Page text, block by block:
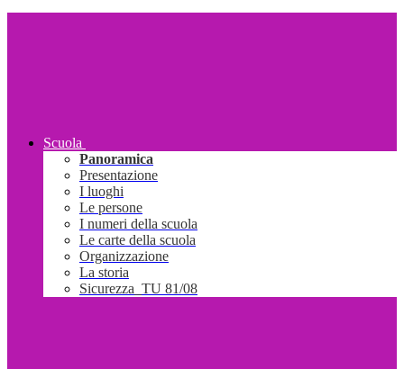
Scuola
Panoramica
Presentazione
I luoghi
Le persone
I numeri della scuola
Le carte della scuola
Organizzazione
La storia
Sicurezza_TU 81/08